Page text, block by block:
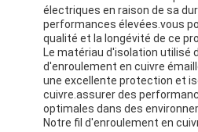
électriques en raison de sa
performances élevées.vous
qualité et la longévité de ce
Le matériau d'isolation utilisé
d'enroulement en cuivre
une excellente protection et
cuivre.assurer des
optimales dans des
Notre fil d'enroulement en